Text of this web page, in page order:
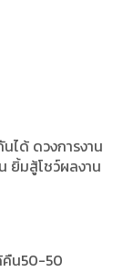
ได้ ดวงการงาน
ยิ้มสู้โชว์ผลงาน
คืน50-50